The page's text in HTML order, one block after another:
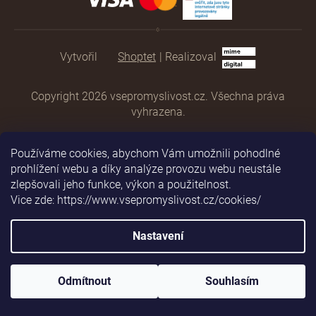
Používáme cookies, abychom Vám umožnili pohodlné
prohlížení webu a díky analýze provozu webu neustále
zlepšovali jeho funkce, výkon a použitelnost.
Vice zde: https://www.vsepromyslivost.cz/cookies/
Nastavení
Odmítnout Souhlasím
Shoptet | Realizoval
Copyright 2026 vsepromyslivost.cz . Všechna práva
vyhrazena.